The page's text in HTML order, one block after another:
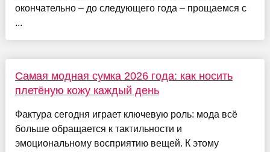
окончательно – до следующего года – прощаемся с
...
Самая модная сумка 2026 года: как носить
плетёную кожу каждый день
Фактура сегодня играет ключевую роль: мода всё
больше обращается к тактильности и
эмоциональному восприятию вещей. К этому